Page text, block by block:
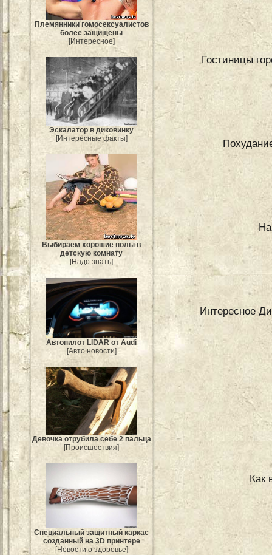
Племянники гомосексуалистов
более защищены
[Интересное]
Эскалатор в диковинку
[Интересные факты]
Выбираем хорошие полы в
детскую комнату
[Надо знать]
Автопилот LIDAR от Audi
[Авто новости]
Девочка отрубила себе 2 пальца
[Происшествия]
Специальный защитный каркас
созданный на 3D принтере
[Новости о здоровье]
Гостиницы
Интересное
Как